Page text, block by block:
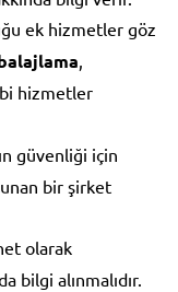
ek hizmetler göz
hizmetler
güvenliği için
bir şirket
olarak
bilgi alınmalıdır.